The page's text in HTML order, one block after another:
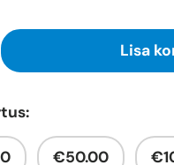
Lisa
€50.00